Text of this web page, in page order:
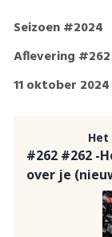
Seizoen #2024
Aflevering #262
11 oktober 2024